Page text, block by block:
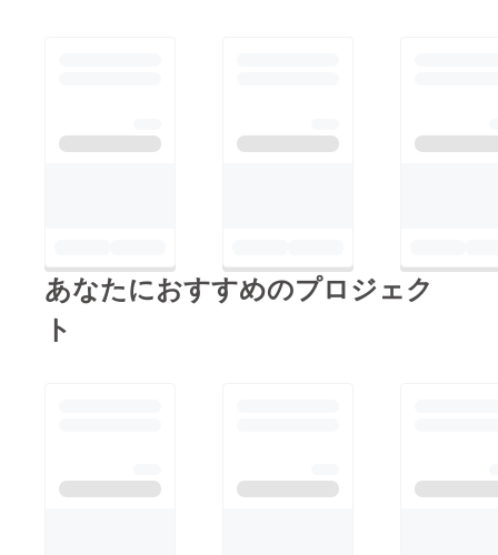
あなたにおすすめのプロジェク
ト